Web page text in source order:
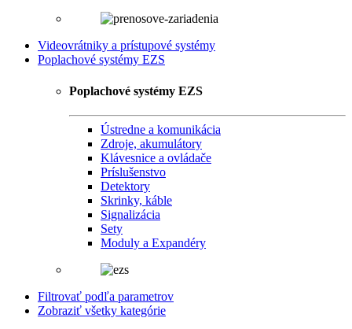
Videovrátniky a prístupové systémy
Poplachové systémy EZS
Poplachové systémy EZS
Ústredne a komunikácia
Zdroje, akumulátory
Klávesnice a ovládače
Príslušenstvo
Detektory
Skrinky, káble
Signalizácia
Sety
Moduly a Expandéry
Filtrovať podľa parametrov
Zobraziť všetky kategórie